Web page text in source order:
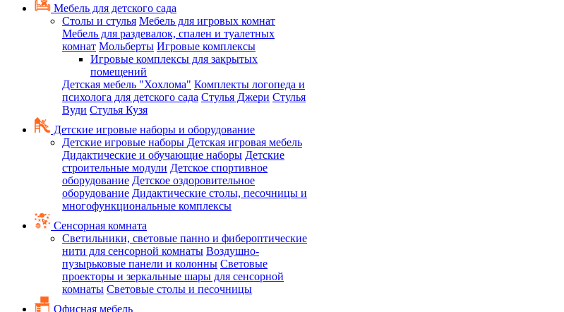
Мебель для детского сада
Столы и стулья Мебель для игровых комнат
Мебель для раздевалок, спален и туалетных
комнат Мольберты Игровые комплексы
Игровые комплексы для закрытых
помещений
Детская мебель "Хохлома" Комплекты логопеда и
психолога для детского сада Стулья Джери Стулья
Вуди Стулья Кузя
Детские игровые наборы и оборудование
Детские игровые наборы Детская игровая мебель
Дидактические и обучающие наборы Детские
строительные модули Детское спортивное
оборудование Детское оздоровительное
оборудование Дидактические столы, песочницы и
многофункциональные комплексы
Сенсорная комната
Светильники, световые панно и фибероптические
нити для сенсорной комнаты Воздушно-
пузырьковые панели и колонны Световые
проекторы и зеркальные шары для сенсорной
комнаты Световые столы и песочницы
Офисная мебель